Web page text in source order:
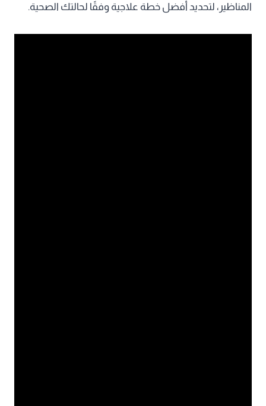
المناظير، لتحديد أفضل خطة علاجية وفقًا لحالتك الصحية.